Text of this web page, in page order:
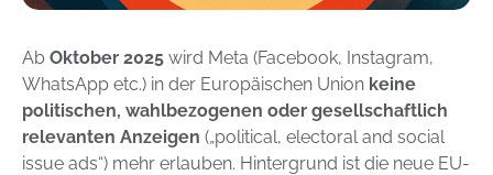
Ab Oktober 2025 wird Meta (Facebook, Instagram,
WhatsApp etc.) in der Europäischen Union keine
politischen, wahlbezogenen oder gesellschaftlich
relevanten Anzeigen („political, electoral and social
issue ads“) mehr erlauben. Hintergrund ist die neue EU-